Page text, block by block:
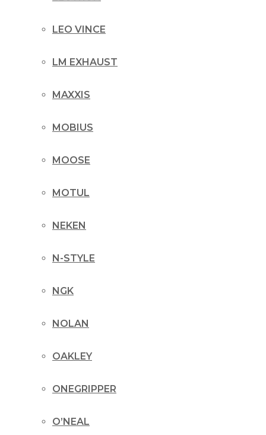
LEO VINCE
LM EXHAUST
MAXXIS
MOBIUS
MOOSE
MOTUL
NEKEN
N-STYLE
NGK
NOLAN
OAKLEY
ONEGRIPPER
O’NEAL